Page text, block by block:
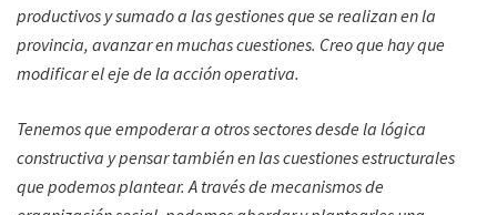
productivos y sumado a las gestiones que se realizan en la
provincia, avanzar en muchas cuestiones. Creo que hay que
modificar el eje de la acción operativa.
Tenemos que empoderar a otros sectores desde la lógica
constructiva y pensar también en las cuestiones estructurales
que podemos plantear. A través de mecanismos de